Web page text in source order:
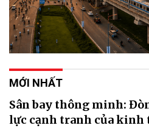
MỚI NHẤT
Sân bay thông minh:
lực cạnh tranh của kinh